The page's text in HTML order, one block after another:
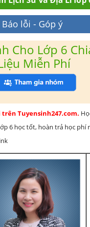
Báo lỗi - Góp ý
Cho Lớp 6
Miễn Phí
Tuyensinh247.com.
6 học tốt, hoàn trả học